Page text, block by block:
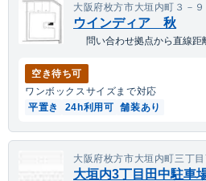
大阪府枚方市大垣内町３－９
ウインディア 秋
問い合わせ拠点から直線距
空き待ち可
ワンボックスサイズまで対応
平置き
24h利用可 舗装あり
大阪府枚方市大垣内町三丁
大垣内3丁目田中駐車